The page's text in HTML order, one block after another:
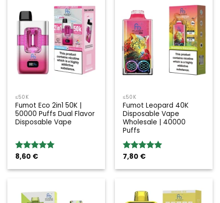
≤50K
Fumot Eco 2in1 50K |
50000 Puffs Dual Flavor
Disposable Vape
Valoración:
5
8,60 €
≤50K
Fumot Leopard 40K
Disposable Vape
Wholesale | 40000
Puffs
Valoración:
5
7,80 €